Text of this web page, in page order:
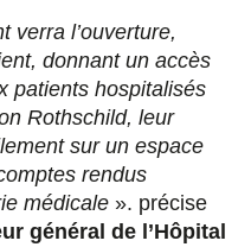
verra l’ouverture,
donnant un accès
patients hospitalisés
Rothschild, leur
sur un espace
rendus
médicale ». précise
général de l’Hôpital